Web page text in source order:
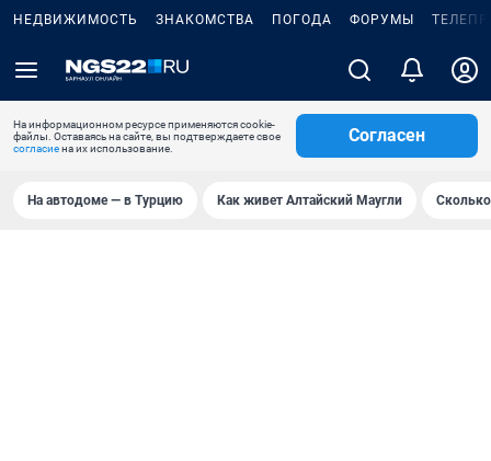
НЕДВИЖИМОСТЬ ЗНАКОМСТВА ПОГОДА ФОРУМЫ
На информационном ресурсе применяются cookie-
файлы. Оставаясь на сайте, вы подтверждаете свое
согласиена их использование.
Согласен
На автодоме — в Турцию Как живет Алтайский Маугли